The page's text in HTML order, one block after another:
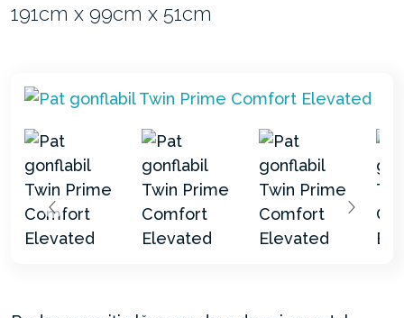
191cm x 99cm x 51cm